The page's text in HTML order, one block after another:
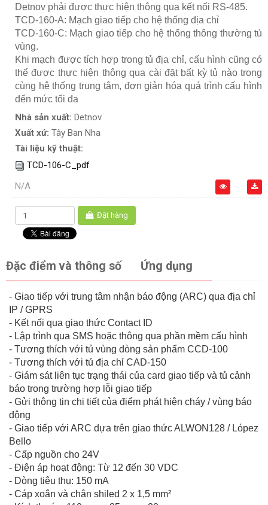
Detnov phải được thực hiện thông qua kết nối RS-485.
TCD-160-A: Mạch giao tiếp cho hệ thống địa chỉ
TCD-160-C: Mạch giao tiếp cho hệ thống thông thường tủ
vùng.
Khi mạch được tích hợp trong tủ địa chỉ, cấu hình cũng có
thể được thực hiện thông qua cài đặt bất kỳ tủ nào trong
cùng hệ thống trung tâm, đơn giản hóa quá trình cấu hình
đến mức tối đa
Nhà sản xuất: Detnov
Xuất xứ: Tây Ban Nha
Tài liệu kỹ thuật:
TCD-106-C_pdf
N/A
Đặt hàng
Đặc điểm và thông số Ứng dụng
- Giao tiếp với trung tâm nhận báo động (ARC) qua địa chỉ
IP / GPRS
- Kết nối qua giao thức Contact ID
- Lập trình qua SMS hoặc thông qua phần mềm cấu hình
- Tương thích với tủ vùng dòng sản phẩm CCD-100
- Tương thích với tủ địa chỉ CAD-150
- Giám sát liên tục trạng thái của card giao tiếp và tủ cảnh
báo trong trường hợp lỗi giao tiếp
- Gửi thông tin chi tiết của điểm phát hiện cháy / vùng báo
động
- Giao tiếp với ARC dựa trên giao thức ALWON128 / López
Bello
- Cấp nguồn cho 24V
- Điện áp hoạt động: Từ 12 đến 30 VDC
- Dòng tiêu thụ: 150 mA
- Cáp xoắn và chân shiled 2 x 1,5 mm²